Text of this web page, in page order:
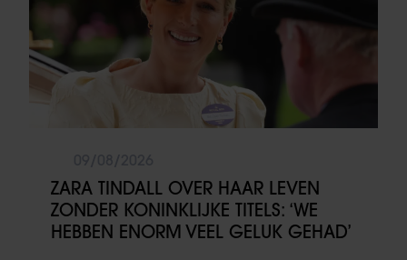
ZARA TINDALL OVER HAAR LEVEN
ZONDER KONINKLIJKE TITELS: ‘WE
HEBBEN ENORM VEEL GELUK GEHAD’